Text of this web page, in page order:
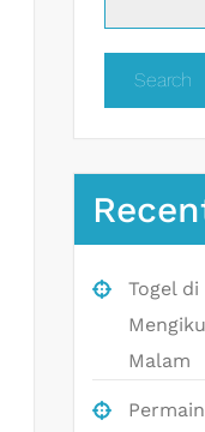
Search
Togel
Malam